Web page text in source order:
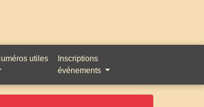
utiles
Inscriptions
événements